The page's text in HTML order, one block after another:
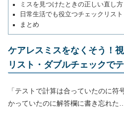
ミスを見つけたときの正しい直し方
日常生活でも役立つチェックリスト
まとめ
ケアレスミスをなくそう！
リスト・ダブルチェックで
「テストで計算は合っていたのに
かっていたのに解答欄に書き忘れた…